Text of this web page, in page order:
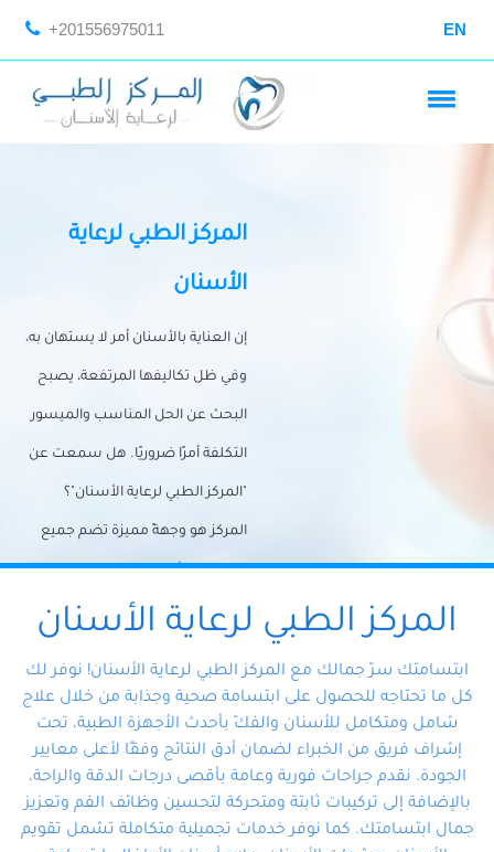
+201556975011 EN
المركز الطبي لرعاية
الأسنان
إن العناية بالأسنان أمر لا يستهان به،
وفي ظل تكاليفها المرتفعة، يصبح
البحث عن الحل المناسب والميسور
التكلفة أمرًا ضروريًا. هل سمعت عن
"المركز الطبي لرعاية الأسنان"؟
المركز هو وجهةً مميزة تضم جميع
احتياجات الأسنان تحت سقف واحد،
وتضمن لك حلاً شاملًا لجميع
المتخصص ذوي الخبرة، ستجد نفسك
في أيد أمينة تلبي احتياجاتك بكل
احترافية ودقة.
المركز الطبي لرعاية الأسنان
ابتسامتك سرّ جمالك مع المركز الطبي لرعاية الأسنان! نوفر لك
كل ما تحتاجه للحصول على ابتسامة صحية وجذابة من خلال علاج
شامل ومتكامل للأسنان والفكّ بأحدث الأجهزة الطبية، تحت
إشراف فريق من الخبراء لضمان أدق النتائج وفقًا لأعلى معايير
الجودة. نقدم جراحات فورية وعامة بأقصى درجات الدقة والراحة،
بالإضافة إلى تركيبات ثابتة ومتحركة لتحسين وظائف الفم وتعزيز
جمال ابتسامتك. كما نوفر خدمات تجميلية متكاملة تشمل تقويم